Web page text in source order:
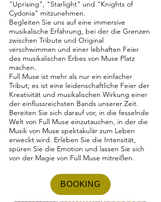
"Uprising", "Starlight" und "Knights of
Cydonia" mitzunehmen.
Begleiten Sie uns auf eine immersive
musikalische Erfahrung, bei der die Grenzen
zwischen Tribute und Original
verschwimmen und einer lebhaften Feier
des musikalischen Erbes von Muse Platz
machen.
Full Muse ist mehr als nur ein einfacher
Tribut; es ist eine leidenschaftliche Feier der
Kreativität und musikalischen Wirkung einer
der einflussreichsten Bands unserer Zeit.
Bereiten Sie sich darauf vor, in die fesselnde
Welt von Full Muse einzutauchen, in der die
Musik von Muse spektakulär zum Leben
erweckt wird. Erleben Sie die Intensität,
spüren Sie die Emotion und lassen Sie sich
von der Magie von Full Muse mitreißen.
BOOKING